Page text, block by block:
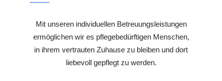
Mit unseren individuellen Betreuungsleistungen
ermöglichen wir es pflegebedürftigen Menschen,
in ihrem vertrauten Zuhause zu bleiben und dort
liebevoll gepflegt zu werden.